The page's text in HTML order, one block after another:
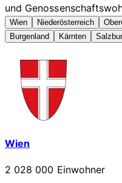
und
Wien Niederösterreich
Burgenland
Kärnten
Wien
2 028 000 Einwohner